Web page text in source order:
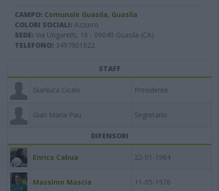
CAMPO: Comunale Guasila, Guasila
COLORI SOCIALI: Azzurro
SEDE: Via Ungaretti, 16 - 09040 Guasila (CA)
TELEFONO: 3497901922
STAFF
Gianluca Cicalo Presidente
Gian Maria Pau Segretario
DIFENSORI
Enrico Cabua 22-01-1984
Massimo Mascia 11-05-1976